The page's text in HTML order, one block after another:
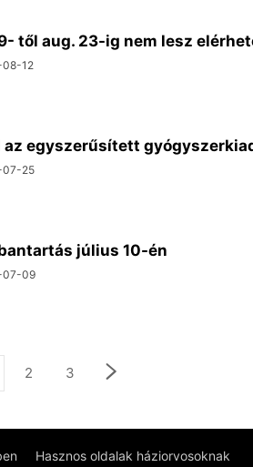
től aug. 23-ig nem lesz
12
az egyszerűsített
07-25
július 10-én
07-09
2 3
Hasznos oldalak háziorvosoknak